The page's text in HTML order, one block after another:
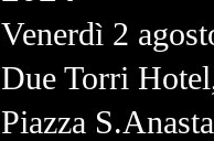
Venerdì 2
Due Torri
Piazza